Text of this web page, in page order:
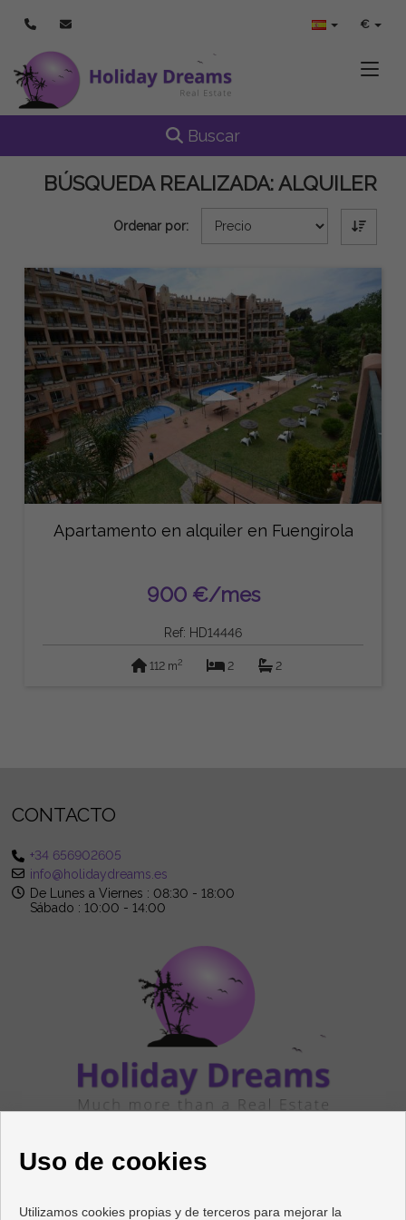
€
Toggle navigation
Buscar
BÚSQUEDA REALIZADA:ALQUILER
Ordenar por:
Apartamento en alquiler en Fuengirola
900 €/mes
Ref: HD14446
112 m2 2 2
CONTACTO
+34 656902605
info@holidaydreams.es
De Lunes a Viernes : 08:30 - 18:00
Sábado : 10:00 - 14:00
Uso de cookies
Utilizamos cookies propias y de terceros para mejorar la